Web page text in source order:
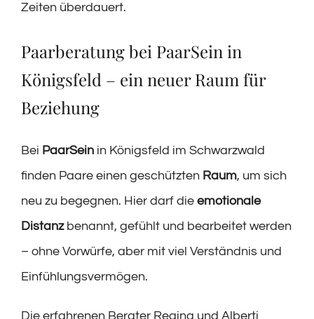
Zeiten überdauert.
Paarberatung bei PaarSein in
Königsfeld – ein neuer Raum für
Beziehung
Bei PaarSein in Königsfeld im Schwarzwald
finden Paare einen geschützten Raum, um sich
neu zu begegnen. Hier darf die emotionale
Distanzbenannt, gefühlt und bearbeitet werden
– ohne Vorwürfe, aber mit viel Verständnis und
Einfühlungsvermögen.
Die erfahrenen Berater Regina und Alberti